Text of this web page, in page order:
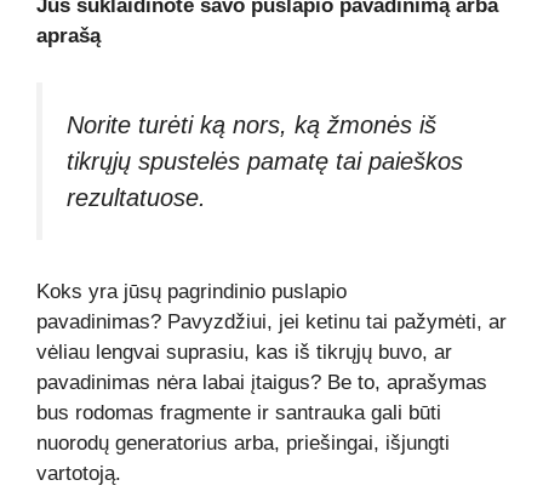
Jūs suklaidinote savo puslapio pavadinimą arba
aprašą
Norite turėti ką nors, ką žmonės iš
tikrųjų spustelės pamatę tai paieškos
rezultatuose.
Koks yra jūsų pagrindinio puslapio
pavadinimas? Pavyzdžiui, jei ketinu tai pažymėti, ar
vėliau lengvai suprasiu, kas iš tikrųjų buvo, ar
pavadinimas nėra labai įtaigus? Be to, aprašymas
bus rodomas fragmente ir santrauka gali būti
nuorodų generatorius arba, priešingai, išjungti
vartotoją.